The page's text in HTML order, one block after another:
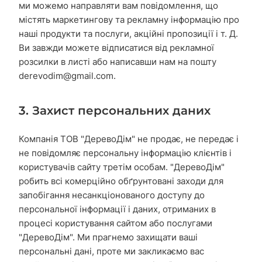
ми можемо направляти вам повідомлення, що
містять маркетингову та рекламну інформацію про
наші продукти та послуги, акційні пропозиції і т. Д.
Ви завжди можете відписатися від рекламної
розсилки в листі або написавши нам на пошту
derevodim@gmail.com.
3. Захист персональних даних
Компанія ТОВ "ДеревоДім" не продає, не передає і
не повідомляє персональну інформацію клієнтів і
користувачів сайту третім особам. "ДеревоДім"
робить всі комерційно обґрунтовані заходи для
запобігання несанкціонованого доступу до
персональної інформації і даних, отриманих в
процесі користування сайтом або послугами
"ДеревоДім". Ми прагнемо захищати ваші
персональні дані, проте ми закликаємо вас